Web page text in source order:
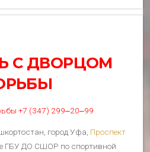
С ДВОРЦОМ
+7 (347) 299‒20‒99
город Уфа, Проспект
ГБУ ДО СШОР по спортивной